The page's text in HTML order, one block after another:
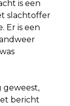
is een
slachtoffer
Er is een
geweest,
bericht